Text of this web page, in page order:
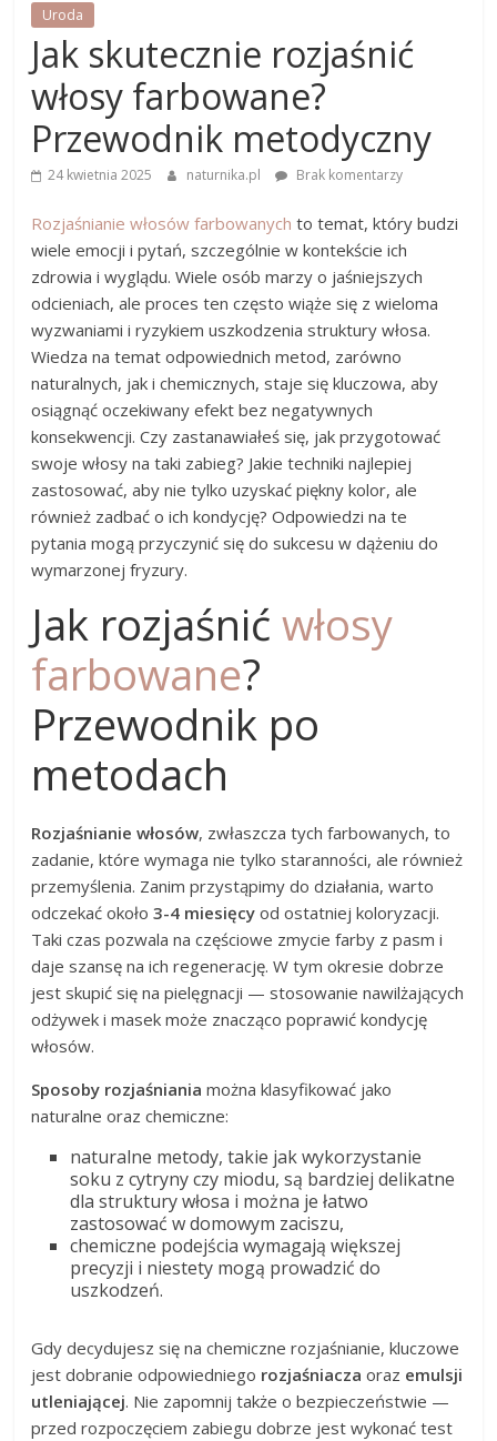
Uroda
Jak skutecznie rozjaśnić
włosy farbowane?
Przewodnik metodyczny
24 kwietnia 2025 naturnika.pl Brak komentarzy
Rozjaśnianie włosów farbowanych to temat, który budzi
wiele emocji i pytań, szczególnie w kontekście ich
zdrowia i wyglądu. Wiele osób marzy o jaśniejszych
odcieniach, ale proces ten często wiąże się z wieloma
wyzwaniami i ryzykiem uszkodzenia struktury włosa.
Wiedza na temat odpowiednich metod, zarówno
naturalnych, jak i chemicznych, staje się kluczowa, aby
osiągnąć oczekiwany efekt bez negatywnych
konsekwencji. Czy zastanawiałeś się, jak przygotować
swoje włosy na taki zabieg? Jakie techniki najlepiej
zastosować, aby nie tylko uzyskać piękny kolor, ale
również zadbać o ich kondycję? Odpowiedzi na te
pytania mogą przyczynić się do sukcesu w dążeniu do
wymarzonej fryzury.
Jak rozjaśnićwłosy
farbowane?
Przewodnik po
metodach
Rozjaśnianie włosów, zwłaszcza tych farbowanych, to
zadanie, które wymaga nie tylko staranności, ale również
przemyślenia. Zanim przystąpimy do działania, warto
odczekać około3-4 miesięcy od ostatniej koloryzacji.
Taki czas pozwala na częściowe zmycie farby z pasm i
daje szansę na ich regenerację. W tym okresie dobrze
jest skupić się na pielęgnacji — stosowanie nawilżających
odżywek i masek może znacząco poprawić kondycję
włosów.
Sposoby rozjaśniania można klasyfikować jako
naturalne oraz chemiczne:
naturalne metody, takie jak wykorzystanie
soku z cytryny czy miodu, są bardziej delikatne
dla struktury włosa i można je łatwo
zastosować w domowym zaciszu,
chemiczne podejścia wymagają większej
precyzji i niestety mogą prowadzić do
uszkodzeń.
Gdy decydujesz się na chemiczne rozjaśnianie, kluczowe
jest dobranie odpowiedniego rozjaśniacza oraz emulsji
utleniającej. Nie zapomnij także o bezpieczeństwie —
przed rozpoczęciem zabiegu dobrze jest wykonać test